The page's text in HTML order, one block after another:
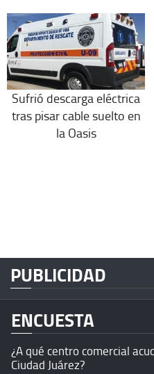
Sufrió descarga eléctrica
tras pisar cable suelto en
la Oasis
PUBLICIDAD
ENCUESTA
¿A qué centro comercial
Ciudad Juárez?